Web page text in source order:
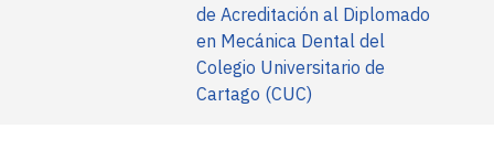
de Acreditación al Diplomado
en Mecánica Dental del
Colegio Universitario de
Cartago (CUC)